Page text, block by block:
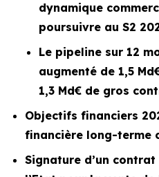
dynamique
poursuivre au S2
Le pipeline sur 12
augmenté de 1,5
1,3 Md€ de gros
Objectifs financiers
financière long-terme
Signature d’un contrat